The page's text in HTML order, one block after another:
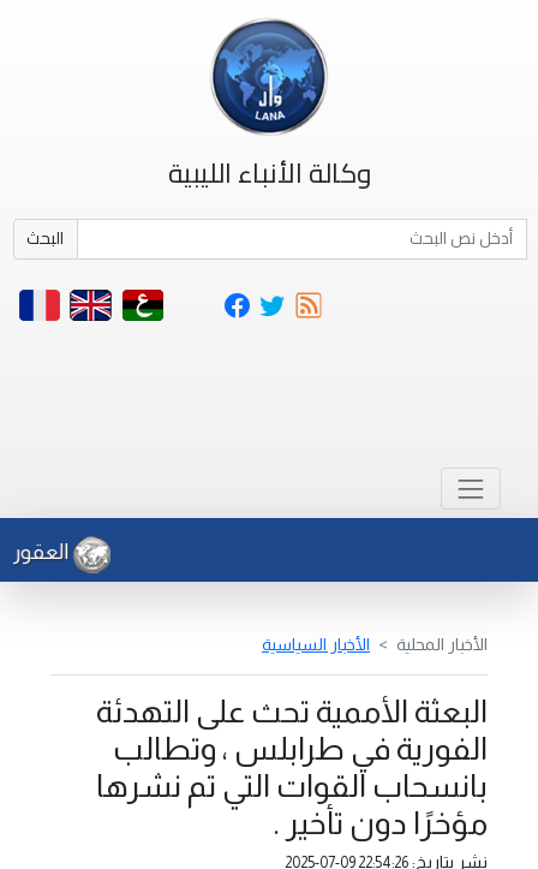
وكالة الأنباء الليبية
البحث
العقوري
الأخبار المحلية الأخبار السياسية
البعثة الأممية تحث على التهدئة
الفورية في طرابلس ، وتطالب
بانسحاب القوات التي تم نشرها
مؤخرًا دون تأخير .
نشر بتاريخ: 2025-07-09 22:54:26